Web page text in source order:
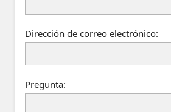
Dirección de correo electrónico:
Pregunta: